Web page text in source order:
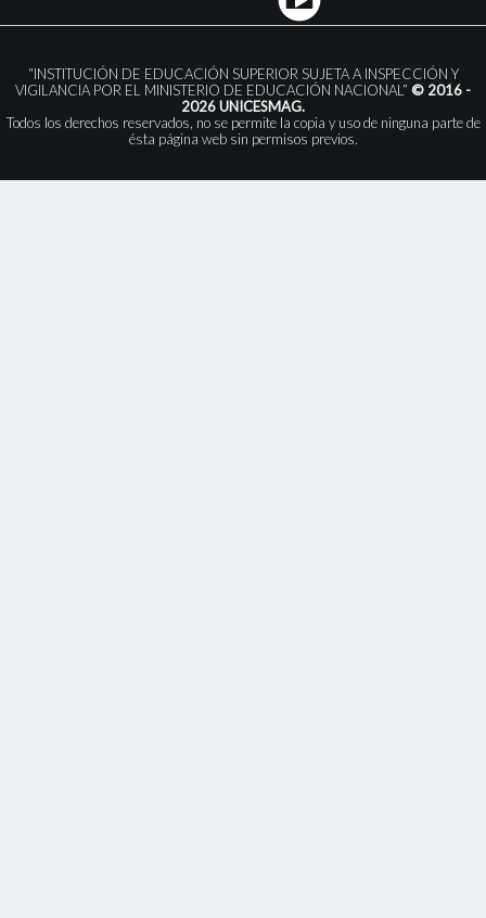
“INSTITUCIÓN DE EDUCACIÓN SUPERIOR SUJETA A INSPECCIÓN Y
VIGILANCIA POR EL MINISTERIO DE EDUCACIÓN NACIONAL” © 2016 -
2026 UNICESMAG.
Todos los derechos reservados, no se permite la copia y uso de ninguna parte de
ésta página web sin permisos previos.